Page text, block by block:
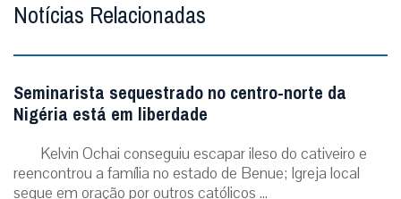
Notícias Relacionadas
Seminarista sequestrado no centro-norte da
Nigéria está em liberdade
Kelvin Ochai conseguiu escapar ileso do cativeiro e
reencontrou a família no estado de Benue; Igreja local
segue em oração por outros católicos ...